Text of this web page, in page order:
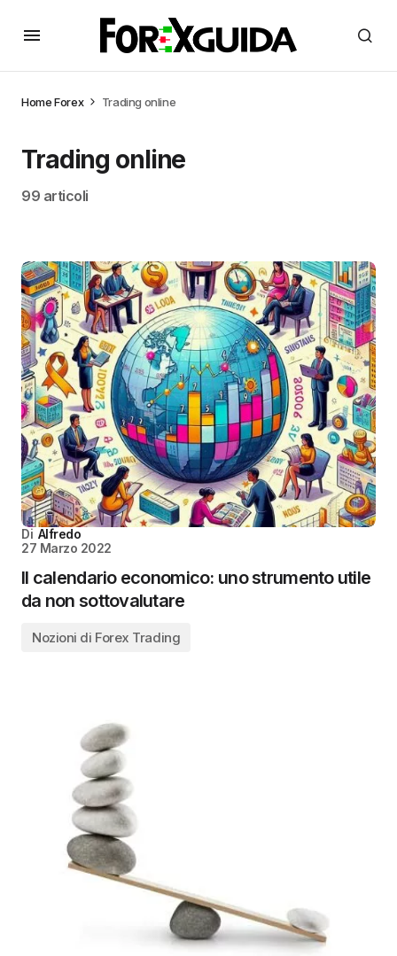
HomeForex Trading online
Trading online
99 articoli
Di Alfredo
27 Marzo 2022
Il calendario economico: uno strumento utile
da non sottovalutare
Nozioni di Forex Trading